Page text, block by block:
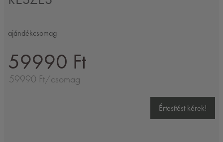
ajándékcsomag
59990 Ft
59990 Ft/csomag
Értesítést kérek!